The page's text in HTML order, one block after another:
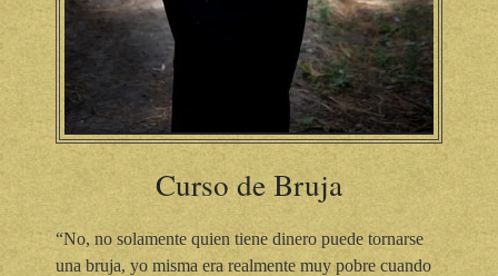
Curso de Bruja
“No, no solamente quien tiene dinero puede tornarse
una bruja, yo misma era realmente muy pobre cuando